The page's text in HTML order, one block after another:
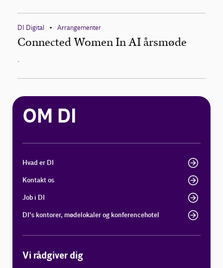
DI Digital • Arrangementer
Connected Women In AI årsmøde
.
OM DI
Hvad er DI
Kontakt os
Job i DI
DI's kontorer, mødelokaler og konferencehotel
Vi rådgiver dig